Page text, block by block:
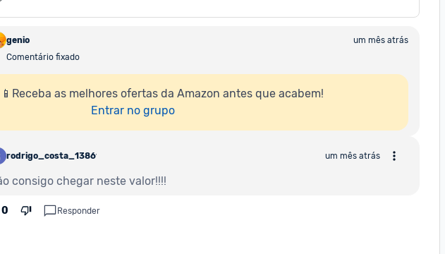
genio
um mês atrás
Comentário fixado
📱Receba as melhores ofertas da Amazon antes que acabem!
Entrar no grupo
rodrigo_costa_1386112 um mês atrás
consigo chegar neste valor!!!!
0 Responder